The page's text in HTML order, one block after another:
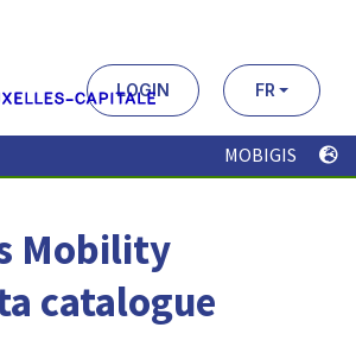
LOGIN FR
MOBIGIS
Mobility
catalogue